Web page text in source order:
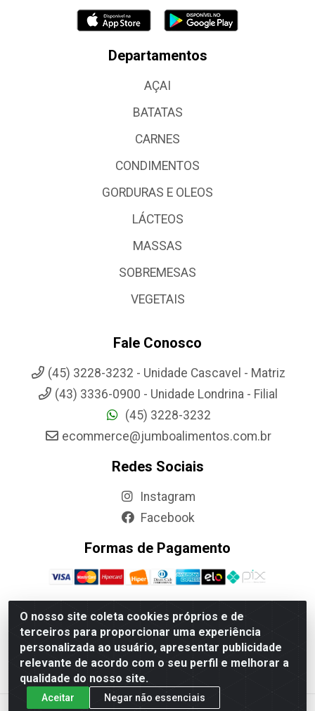
O nosso site coleta cookies próprios e de
terceiros para proporcionar uma experiência
personalizada ao usuário, apresentar publicidade
relevante de acordo com o seu perfil e melhorar a
qualidade do nosso site.
Aceitar Negar não essenciais
Departamentos
AÇAI
BATATAS
CARNES
CONDIMENTOS
GORDURAS E OLEOS
LÁCTEOS
MASSAS
SOBREMESAS
VEGETAIS
Fale Conosco
(45) 3228-3232 - Unidade Cascavel - Matriz
(43) 3336-0900 - Unidade Londrina - Filial
(45) 3228-3232
ecommerce@jumboalimentos.com.br
Redes Sociais
Instagram
Facebook
Formas de Pagamento
Jumbo Alimentos Cascavel - Matriz - Rua Itatiba Do Sul, 161 -
Santos Dumont, Cascavel-PR - CEP 85804-700- CNPJ
85.522.043/0001-90